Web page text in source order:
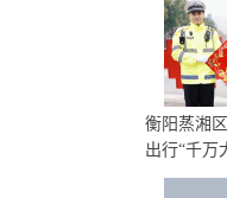
衡阳蒸湘
出行“千万